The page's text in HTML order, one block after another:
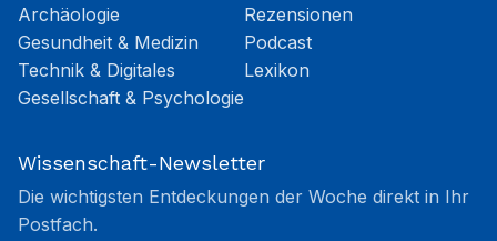
Archäologie
Gesundheit & Medizin
Technik & Digitales
Gesellschaft & Psychologie
Rezensionen
Podcast
Lexikon
Wissenschaft-Newsletter
Die wichtigsten Entdeckungen der Woche direkt in Ihr
Postfach.